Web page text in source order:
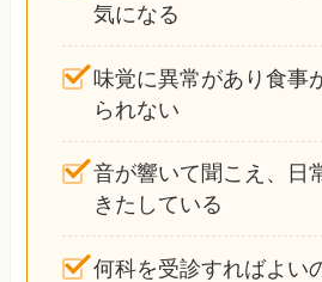
気になる
味覚に異常があり食事
られない
音が響いて聞こえ、日
きたしている
何科を受診すればよい